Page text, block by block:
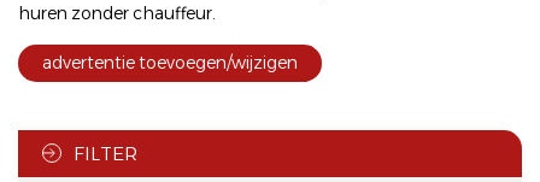
huren zonder chauffeur.
advertentie toevoegen/wijzigen
FILTER